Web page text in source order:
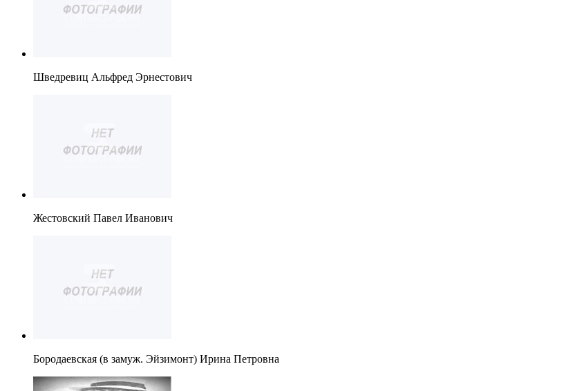
Шведревиц Альфред Эрнестович
Жестовский Павел Иванович
Бородаевская (в замуж. Эйзимонт) Ирина Петровна